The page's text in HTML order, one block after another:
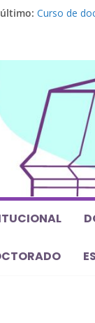
Curso de
Curso de
Curso de
Defensas